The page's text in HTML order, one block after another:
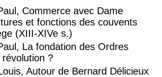
Commerce avec Dame
et fonctions des couvents
(XIII-XIVe s.)
La fondation des Ordres
?
Autour de Bernard Délicieux